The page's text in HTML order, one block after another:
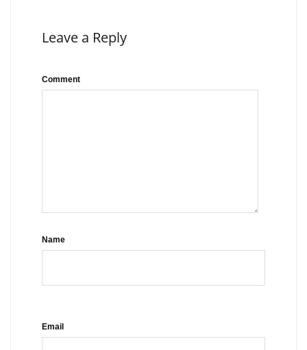
Leave a Reply
Comment
Name
Email